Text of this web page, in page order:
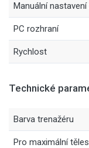
Manuální nastavení
PC rozhraní
Rychlost
Technické
Barva trenažéru
Pro maximální